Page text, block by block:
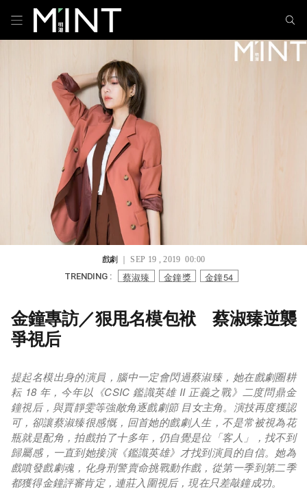
戲劇｜ SEP 19 , 2019 00:00
TRENDING : 蔡淑臻 金鐘獎 金鐘54
金鐘專訪／狠甩名模包袱 蔡淑臻逆襲
爭視后
提起名模出身的演員，腦中一定會閃過蔡淑臻，她在戲劇圈耕
耘 18 年，今年以《CSIC 鑑識英雄 II 正義之戰》二度問鼎金
鐘視后，與賈靜雯等強敵角逐戲劇節 目女主角。演技再度獲認
可，卻讓蔡淑臻很感慨，回首她的戲劇人生，不是常被視為花
瓶就是配角，拍戲拍了十多年，仍自覺是位「客人」，找不到
歸屬感，一直到她接演《鑑識英雄》才找到演員的自信。她為
戲噴發戲劇魂，化身刑警賣命挑戰動作戲，從第一季到第二季
都獲得金鐘評審肯定，連莊入圍視后，現在只差敲鐘成功。